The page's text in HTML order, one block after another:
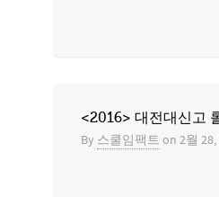
<2016> 대전대신고
By 스쿨임팩트 on 2월 28,